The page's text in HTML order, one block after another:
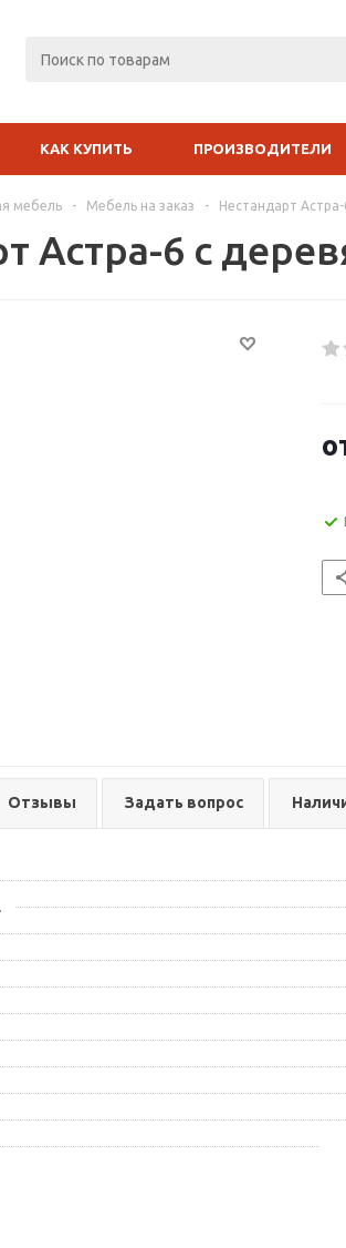
КАК КУПИТЬ ПРОИЗВОДИТЕЛИ
мебель - Мебель на заказ - Нестандарт
Астра-6 с
Отзывы Задать вопрос